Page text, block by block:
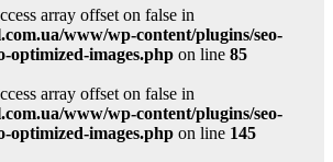
array offset on false in
www/wp-content/plugins/seo-
optimized-images.php on line 85
array offset on false in
www/wp-content/plugins/seo-
optimized-images.php on line 145